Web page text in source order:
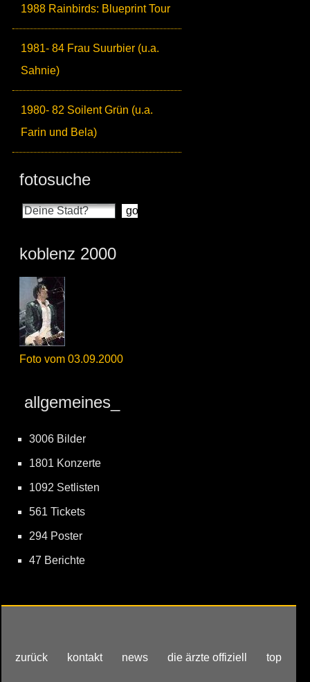
1988 Rainbirds: Blueprint Tour
1981- 84 Frau Suurbier (u.a.
Sahnie)
1980- 82 Soilent Grün (u.a.
Farin und Bela)
fotosuche
koblenz 2000
Foto vom 03.09.2000
allgemeines_
3006 Bilder
1801 Konzerte
1092 Setlisten
561 Tickets
294 Poster
47 Berichte
zurück kontakt news die ärzte offiziell top